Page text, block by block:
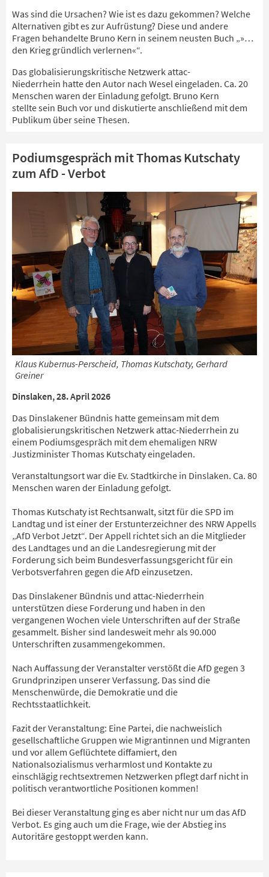
Was sind die Ursachen? Wie ist es dazu gekommen? Welche
Alternativen gibt es zur Aufrüstung? Diese und andere
Fragen behandelte Bruno Kern in seinem neusten Buch „»…
den Krieg gründlich verlernen«“.
Das globalisierungskritische Netzwerk attac-
Niederrhein hatte den Autor nach Wesel eingeladen. Ca. 20
Menschen waren der Einladung gefolgt. Bruno Kern
stellte sein Buch vor und diskutierte anschließend mit dem
Publikum über seine Thesen.
Podiumsgespräch mit Thomas Kutschaty
zum AfD - Verbot
Klaus Kubernus-Perscheid, Thomas Kutschaty, Gerhard
Greiner
Dinslaken, 28. April 2026
Das Dinslakener Bündnis hatte gemeinsam mit dem
globalisierungskritischen Netzwerk attac-Niederrhein zu
einem Podiumsgespräch mit dem ehemaligen NRW
Justizminister Thomas Kutschaty eingeladen.
Veranstaltungsort war die Ev. Stadtkirche in Dinslaken. Ca. 80
Menschen waren der Einladung gefolgt.
Thomas Kutschaty ist Rechtsanwalt, sitzt für die SPD im
Landtag und ist einer der Erstunterzeichner des NRW Appells
„AfD Verbot Jetzt“. Der Appell richtet sich an die Mitglieder
des Landtages und an die Landesregierung mit der
Forderung sich beim Bundesverfassungsgericht für ein
Verbotsverfahren gegen die AfD einzusetzen.
Das Dinslakener Bündnis und attac-Niederrhein
unterstützen diese Forderung und haben in den
vergangenen Wochen viele Unterschriften auf der Straße
gesammelt. Bisher sind landesweit mehr als 90.000
Unterschriften zusammengekommen.
Nach Auffassung der Veranstalter verstößt die AfD gegen 3
Grundprinzipen unserer Verfassung. Das sind die
Menschenwürde, die Demokratie und die
Rechtsstaatlichkeit.
Fazit der Veranstaltung: Eine Partei, die nachweislich
gesellschaftliche Gruppen wie Migrantinnen und Migranten
und vor allem Geflüchtete diffamiert, den
Nationalsozialismus verharmlost und Kontakte zu
einschlägig rechtsextremen Netzwerken pflegt darf nicht in
politisch verantwortliche Positionen kommen!
Bei dieser Veranstaltung ging es aber nicht nur um das AfD
Verbot. Es ging auch um die Frage, wie der Abstieg ins
Autoritäre gestoppt werden kann.